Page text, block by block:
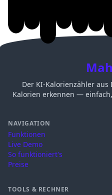
Der KI-Kalorienzähler aus
Kalorien erkennen —
NAVIGATION
Funktionen
Live Demo
So funktioniert's
Preise
TOOLS & RECHNER